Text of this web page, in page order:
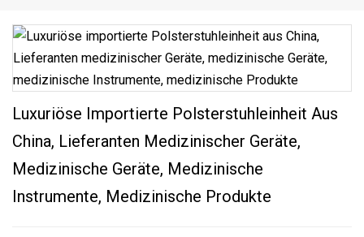
Luxuriöse Importierte Polsterstuhleinheit Aus
China, Lieferanten Medizinischer Geräte,
Medizinische Geräte, Medizinische
Instrumente, Medizinische Produkte